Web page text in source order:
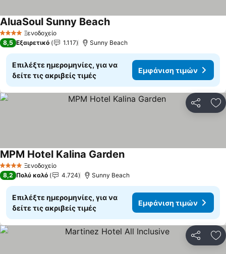
4 ΑστέριαΞενοδοχείο
AluaSoul Sunny Beach
8,5 Εξαιρετικό 1.117 Sunny Beach
Επιλέξτε ημερομηνίες, για να
δείτε τις ακριβείς τιμές
Εμφάνιση τιμών
4 ΑστέριαΞενοδοχείο
MPM Hotel Kalina Garden
8,2 Πολύ καλό 4.724 Sunny Beach
Επιλέξτε ημερομηνίες, για να
δείτε τις ακριβείς τιμές
Εμφάνιση τιμών